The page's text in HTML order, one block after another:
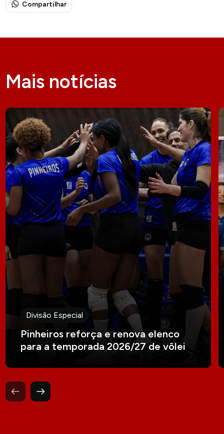
Compartilhar
Mais notícias
Divisão Especial
Pinheiros reforça e renova elenco
para a temporada 2026/27 de vôlei